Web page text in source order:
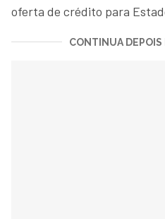
oferta de crédito para
CONTINUA DEPOIS